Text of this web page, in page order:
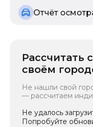
Отчёт
Рассчитать
своём
Не нашли свой
— рассчитаем
Не удалось
Попробуйте